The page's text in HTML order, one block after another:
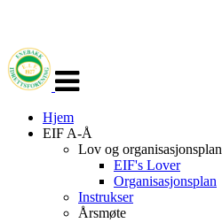
navigasjon
Hjem
EIF A-Å
Lov og organisasjonsplan
EIF's Lover
Organisasjonsplan
Instrukser
Årsmøte